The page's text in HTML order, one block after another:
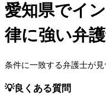
愛知県でイ
律に強い弁
条件に一致する弁護士が見
💡良くある質問